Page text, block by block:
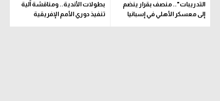
التدريبات".. منصف بقرار ينضم
إلى معسكر الأهلي في إسبانيا
بطولات الأندية.. ومناقشة آلية
تنفيذ دوري الأمم الإفريقية